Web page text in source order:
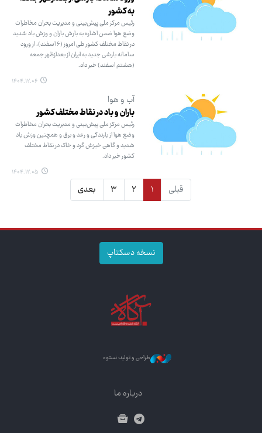
به کشور
رئیس مرکز ملی پیش‌بینی و مدیریت بحران مخاطرات
وضع هوا ضمن اشاره به بارش باران و وزش باد شدید
در نقاط مختلف کشور طی امروز (۶ اسفند)، از ورود
سامانه بارشی جدید به ایران از بعدازظهر جمعه
(هشتم اسفند) خبر داد.
۱۴۰۴.۱۲.۰۶
آب و هوا
باران و باد در نقاط مختلف کشور
رئیس مرکز ملی پیش‌بینی و مدیریت بحران مخاطرات
وضع هوا از بارندگی و رعد و برق و همچنین وزش باد
شدید و گاهی خیزش گرد و خاک در نقاط مختلف
کشور خبر داد.
۱۴۰۴.۱۲.۰۵
قبلی ۱ ۲ ۳ بعدی
نسخه دسکتاپ
طراحی و تولید: نستوه
درباره ما